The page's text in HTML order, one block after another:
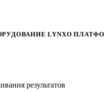
LYNXО
результатов